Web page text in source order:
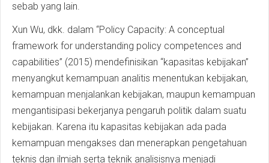
sebab yang lain.
Xun Wu, dkk. dalam “Policy Capacity: A conceptual
framework for understanding policy competences and
capabilities” (2015) mendefinisikan “kapasitas kebijakan”
menyangkut kemampuan analitis menentukan kebijakan,
kemampuan menjalankan kebijakan, maupun kemampuan
mengantisipasi bekerjanya pengaruh politik dalam suatu
kebijakan. Karena itu kapasitas kebijakan ada pada
kemampuan mengakses dan menerapkan pengetahuan
teknis dan ilmiah serta teknik analisisnya menjadi